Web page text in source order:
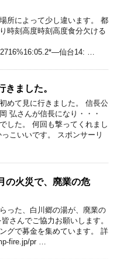
所によって少し違います。 都
時刻高度時刻高度食分欠ける
仙台14: …
きました。
めて見に行きました。 信長公
弘さんが信長になり・・・
した。 何回も撃ってくれまし
こいいです。 スポンサーリ
の火災で、廃業の危
った、白川郷の湯が、廃業の
さんでご協力お願いします。
グで募金を集めています。 詳
fire.jp/pr …